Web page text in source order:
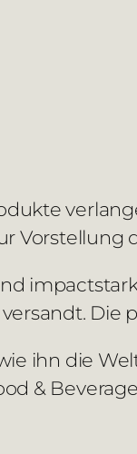
Vorstellung
Die
ihn die
&